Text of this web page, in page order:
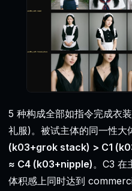
5 种构成全部如指令完成衣
礼服)。被试主体的同一性
(k03+grok stack) > C1
≈ C4 (k03+nipple)。C3 在
体积感上同时达到